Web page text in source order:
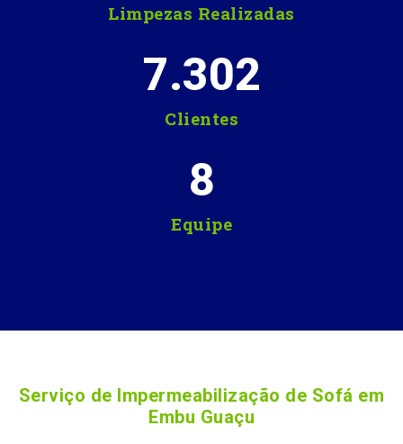
Limpezas Realizadas
Clientes
7.302
Equipe
8
Serviço de Impermeabilização de Sofá em
Embu Guaçu